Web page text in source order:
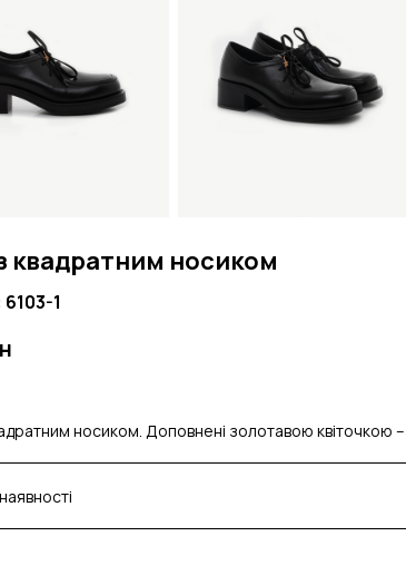
квадратним носиком
1
носиком. Доповнені золотавою квіточкою